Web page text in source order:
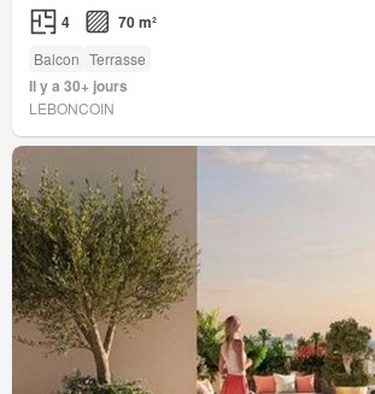
4 70 m²
Balcon Terrasse
Il y a 30+ jours
LEBONCOIN